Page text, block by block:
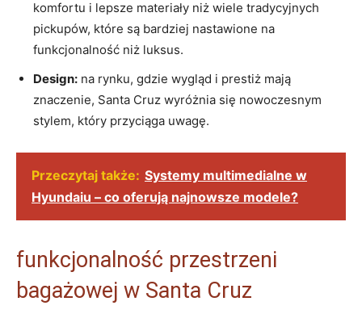
komfortu ​i lepsze materiały niż wiele tradycyjnych
pickupów, które są bardziej nastawione na​
funkcjonalność niż luksus.
Design: na ⁤rynku, gdzie wygląd i prestiż mają
znaczenie, Santa Cruz wyróżnia się nowoczesnym
‍stylem, który‌ przyciąga uwagę.
Przeczytaj także: Systemy multimedialne w
Hyundaiu – co oferują najnowsze modele?
funkcjonalność przestrzeni
bagażowej w Santa Cruz